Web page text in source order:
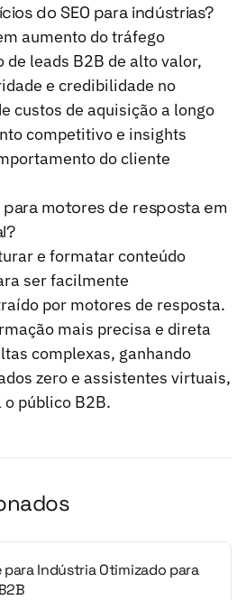
do SEO para indústrias?
aumento do tráfego
de leads B2B de alto valor,
e credibilidade no
custos de aquisição a longo
competitivo e insights
do cliente
motores de resposta em
e formatar conteúdo
ser facilmente
por motores de resposta.
mais precisa e direta
complexas, ganhando
zero e assistentes virtuais,
público B2B.
para Indústria Otimizado para